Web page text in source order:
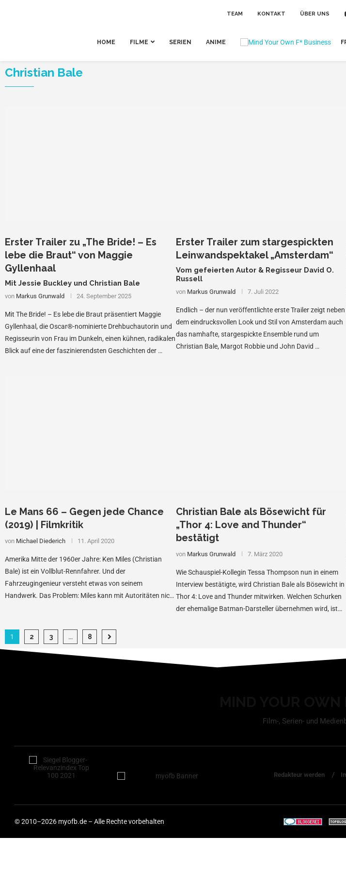
TEAM KONTAKT ÜBER UNS
HOME FILME SERIEN ANIME
Christian Bale
Erster Trailer zu „The Bride! – Es
lebe die Braut“ von Maggie
Gyllenhaal
Mit Jessie Buckley und Christian Bale
von Markus Grunwald 24. September 2025
Mit The Bride! – Es lebe die Braut präsentiert Maggie
Gyllenhaal, die Oscar®-nominierte Drehbuchautorin und
Regisseurin von Frau im Dunkeln, einen kühnen, radikalen
Blick auf eine der faszinierendsten Geschichten der …
Erster Trailer zum stargespickten
Leinwandspektakel „Amsterdam“
Vom gefeierten Autor & Regisseur David O.
Russell
von Markus Grunwald 7. Juli 2022
Endlich – der nun veröffentlichte erste Trailer zeigt neben
dem eindrucksvollen Look und Stil von Amsterdam auch
das namhafte, stargespickte Ensemble rund um
Christian Bale, Margot Robbie und John David …
Le Mans 66 – Gegen jede Chance
(2019) | Filmkritik
von Michael Diederich 11. April 2020
Amerika Mitte der 1960er Jahre: Ken Miles (Christian
Bale) ist ein Vollblut-Rennfahrer. Und der
Fahrzeugingenieur versteht etwas von seinem
Handwerk. Das Problem: Miles kann mit Autoritäten nicht
Christian Bale als Bösewicht für
„Thor 4: Love and Thunder“
bestätigt
von Markus Grunwald 7. März 2020
Wie Schauspiel-Kollegin Tessa Thompson nun in einem
Interview bestätigte, wird Christian Bale als Bösewicht in
Thor 4: Love and Thunder mitwirken. Welchen Schurken
der ehemalige Batman-Darsteller übernehmen wird, ist
1 2 3 … 8
Film-, Serien- und
Redakteur werden
© 2010–2026 myofb.de – Alle Rechte vorbehalten